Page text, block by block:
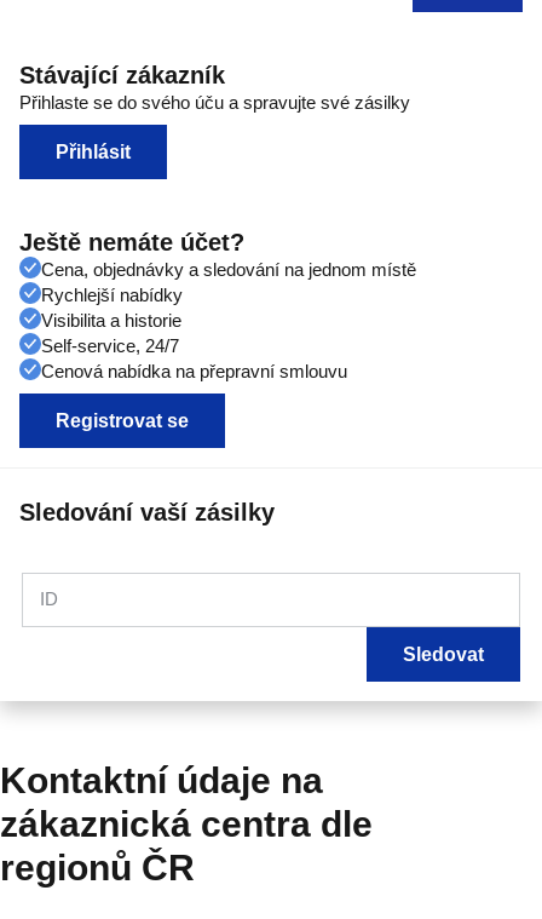
Stávající zákazník
Přihlaste se do svého úču a spravujte své zásilky
Přihlásit
Ještě nemáte účet?
Cena, objednávky a sledování na jednom místě
Rychlejší nabídky
Visibilita a historie
Self-service, 24/7
Cenová nabídka na přepravní smlouvu
Registrovat se
Sledování vaší zásilky
ID
Sledovat
Kontaktní údaje na
zákaznická centra dle
regionů ČR